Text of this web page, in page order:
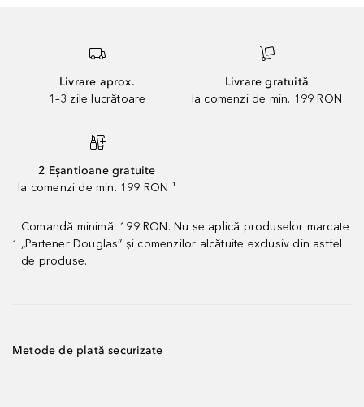
Livrare aprox.
1–3 zile lucrătoare
Livrare gratuită
la comenzi de min. 199 RON
2 Eșantioane gratuite
la comenzi de min. 199 RON ¹
1
Comandă minimă: 199 RON. Nu se aplică produselor marcate
„Partener Douglas” și comenzilor alcătuite exclusiv din astfel
de produse.
Metode de plată securizate